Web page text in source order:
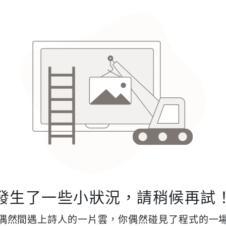
生了一些小狀況，請稍候再試！
然間遇上詩人的一片雲，你偶然碰見了程式的一